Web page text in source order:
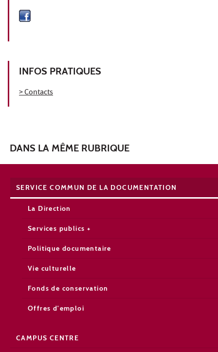
INFOS PRATIQUES
> Contacts
DANS LA MÊME RUBRIQUE
SERVICE COMMUN DE LA DOCUMENTATION
La Direction
Services publics +
Politique documentaire
Vie culturelle
Fonds de conservation
Offres d'emploi
CAMPUS CENTRE